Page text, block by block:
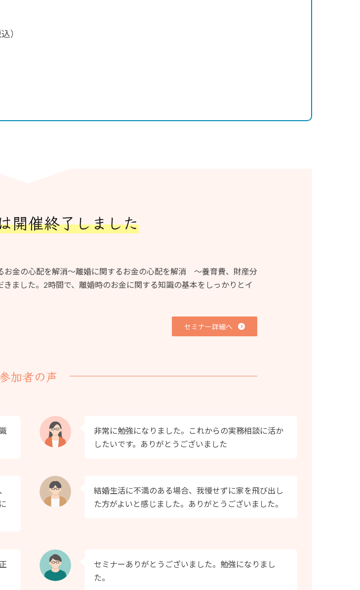
）
開催終了しました
お金の心配を解消～離婚に関するお金の心配を解消 ～養育費、財産分
ました。2時間で、離婚時のお金に関する知識の基本をしっかりとイ
セミナー詳細へ
加者の声
非常に勉強になりました。これからの実務相談に活か
したいです。ありがとうございました
結婚生活に不満のある場合、我慢せずに家を飛び出し
た方がよいと感じました。ありがとうございました。
セミナーありがとうございました。勉強になりまし
た。